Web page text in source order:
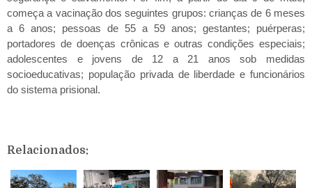
começa a vacinação dos seguintes grupos: crianças de 6 meses
a 6 anos; pessoas de 55 a 59 anos; gestantes; puérperas;
portadores de doenças crônicas e outras condições especiais;
adolescentes e jovens de 12 a 21 anos sob medidas
socioeducativas; população privada de liberdade e funcionários
do sistema prisional.
Relacionados: